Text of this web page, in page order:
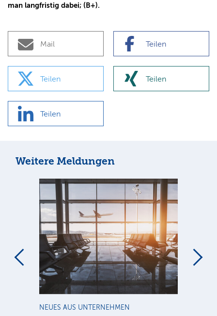
man langfristig dabei; (B+).
Mail Teilen
Teilen Teilen
Teilen
Weitere Meldungen
NEUES AUS UNTERNEHMEN